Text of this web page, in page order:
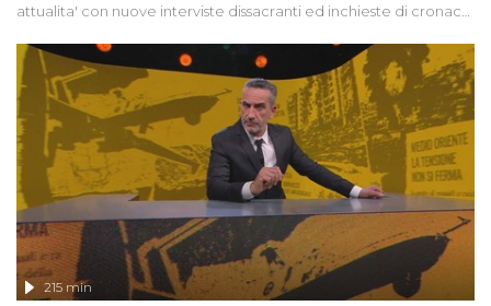
attualita' con nuove interviste dissacranti ed inchieste di cronaca
215 min